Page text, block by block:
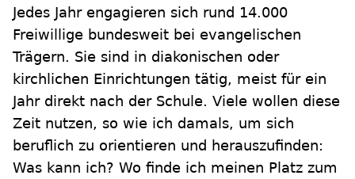
Jedes Jahr engagieren sich rund 14.000
Freiwillige bundesweit bei evangelischen
Trägern. Sie sind in diakonischen oder
kirchlichen Einrichtungen tätig, meist für ein
Jahr direkt nach der Schule. Viele wollen diese
Zeit nutzen, so wie ich damals, um sich
beruflich zu orientieren und herauszufinden:
Was kann ich? Wo finde ich meinen Platz zum